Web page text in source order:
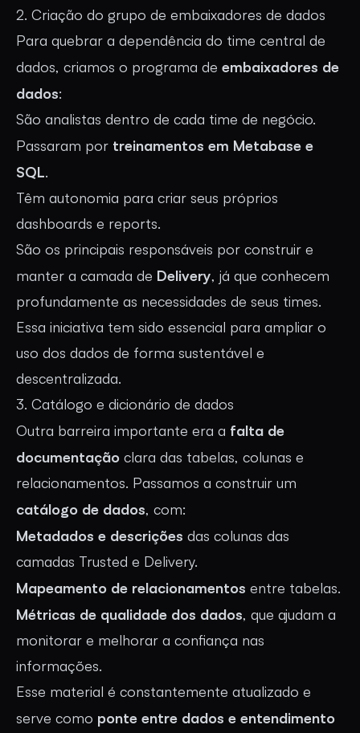
2. Criação do grupo de embaixadores de dados
Para quebrar a dependência do time central de
dados, criamos o programa de embaixadores de
dados:
São analistas dentro de cada time de negócio.
Passaram por treinamentos em Metabase e
SQL.
Têm autonomia para criar seus próprios
dashboards e reports.
São os principais responsáveis por construir e
manter a camada de Delivery, já que conhecem
profundamente as necessidades de seus times.
Essa iniciativa tem sido essencial para ampliar o
uso dos dados de forma sustentável e
descentralizada.
3. Catálogo e dicionário de dados
Outra barreira importante era a falta de
documentação clara das tabelas, colunas e
relacionamentos. Passamos a construir um
catálogo de dados, com:
Metadados e descrições das colunas das
camadas Trusted e Delivery.
Mapeamento de relacionamentos entre tabelas.
Métricas de qualidade dos dados, que ajudam a
monitorar e melhorar a confiança nas
informações.
Esse material é constantemente atualizado e
serve como ponte entre dados e entendimento